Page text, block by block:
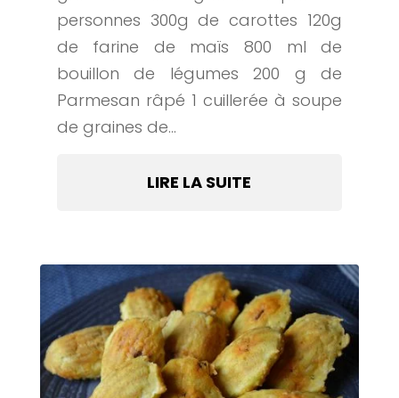
personnes 300g de carottes 120g
de farine de maïs 800 ml de
bouillon de légumes 200 g de
Parmesan râpé 1 cuillerée à soupe
de graines de...
LIRE LA SUITE